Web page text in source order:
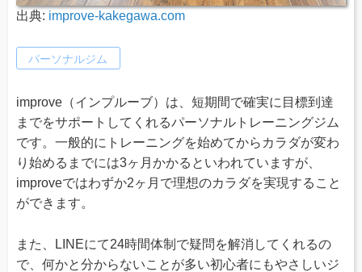
出典: improve-kakegawa.com
パーソナルジム
improve（インプルーブ）は、短期間で確実に目標到達
までをサポートしてくれるパーソナルトレーニングジム
です。一般的にトレーニングを始めてからカラダが変わ
り始めるまでには3ヶ月かかるといわれていますが、
improveではわずか2ヶ月で理想のカラダを実現すること
ができます。
また、LINEにて24時間体制で疑問を解消してくれるの
で、何かと分からないことが多い初心者にもやさしいジ